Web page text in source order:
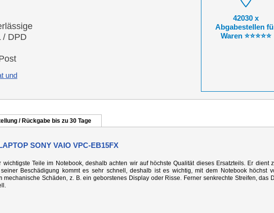
/ DPD
und
42030 x
Abgabestellen
Waren ⭐⭐⭐⭐⭐
/ Rückgabe bis zu 30 Tage
SONY VAIO VPC-EB15FX
wichtigste Teile im Notebook, deshalb achten wir auf höchste Qualität dieses Ersatzteils. Er dient
Beschädigung kommt es sehr schnell, deshalb ist es wichtig, mit dem Notebook höchst
mechanische Schäden, z. B. ein geborstenes Display oder Risse. Ferner senkrechte Streifen, das